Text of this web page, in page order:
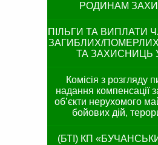
РОДИНАМ
ПІЛЬГИ ТА ВИПЛАТИ
ЗАГИБЛИХ/
ТА ЗАХИСНИЦЬ
Комісія з розгляду
надання компенсації
об’єкти нерухомого
бойових дій,
(БТІ) КП